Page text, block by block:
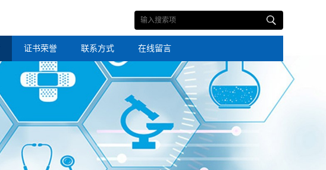
证书荣誉 联系方式 在线留言